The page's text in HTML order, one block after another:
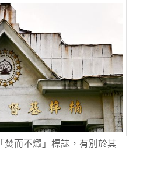
焚而不燬」標誌，有別於其